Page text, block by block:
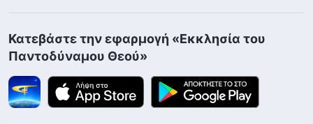
Κατεβάστε την εφαρμογή «Εκκλησία του
Παντοδύναμου Θεού»